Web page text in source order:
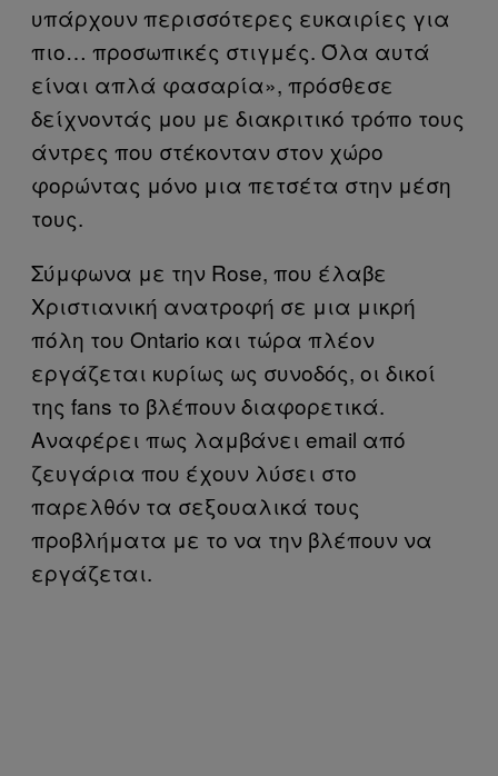
υπάρχουν περισσότερες ευκαιρίες για
πιο… προσωπικές στιγμές. Όλα αυτά
είναι απλά φασαρία», πρόσθεσε
δείχνοντάς μου με διακριτικό τρόπο τους
άντρες που στέκονταν στον χώρο
φορώντας μόνο μια πετσέτα στην μέση
τους.
Σύμφωνα με την Rose, που έλαβε
Χριστιανική ανατροφή σε μια μικρή
πόλη του Ontario και τώρα πλέον
εργάζεται κυρίως ως συνοδός, οι δικοί
της fans το βλέπουν διαφορετικά.
Αναφέρει πως λαμβάνει email από
ζευγάρια που έχουν λύσει στο
παρελθόν τα σεξουαλικά τους
προβλήματα με το να την βλέπουν να
εργάζεται.